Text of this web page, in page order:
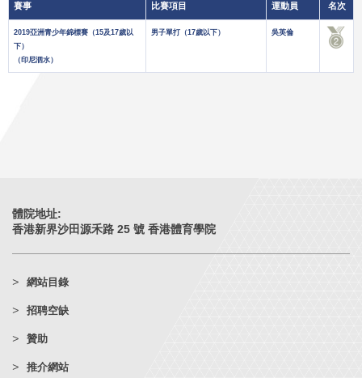
賽事 比賽項目 運動員 名次
2019亞洲青少年錦標賽（15及17歲以
下）
（印尼泗水）
男子單打（17歲以下） 吳英倫
體院地址:
香港新界沙田源禾路 25 號 香港體育學院
網站目錄
招聘空缺
贊助
推介網站